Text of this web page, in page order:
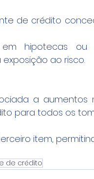
de crédito
hipotecas ou
ao risco.
a aumentos
para todos os
item,
de crédito